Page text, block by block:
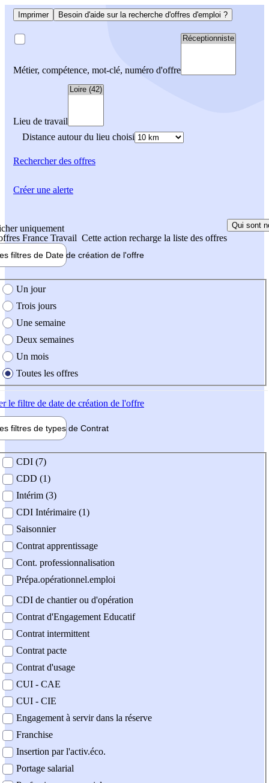
Imprimer Besoin d'aide sur la recherche d'offres d'emploi ?
Métier, compétence, mot-clé, numéro d'offre
Lieu de travail
Distance autour du lieu choisi
Rechercherdes offres
uniquement
France Travail Cette action recharge la liste des offres
Qui sont
filtres de Date de création de l'offre
création de l'offre
Un jour
Trois jours
Une semaine
Deux semaines
Un mois
Toutes les offres
le filtre de date de création de l'offre
filtres de types de Contrat
contrat
CDI (7)
CDD (1)
Intérim (3)
CDI Intérimaire (1)
Saisonnier
Contrat apprentissage
Cont. professionnalisation
Prépa.opérationnel.emploi
CDI de chantier ou d'opération
Contrat d'Engagement Educatif
Contrat intermittent
Contrat pacte
Contrat d'usage
CUI - CAE
CUI - CIE
Engagement à servir dans la réserve
Franchise
Insertion par l'activ.éco.
Portage salarial
Créer une alerte